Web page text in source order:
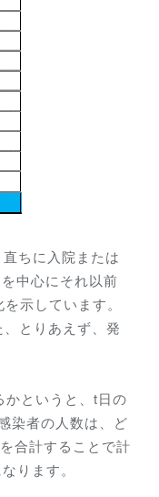
ちに入院または
中心にそれ以前
示しています。
とりあえず、発
というと、t日の
染者の人数は、ど
合計することで計
ります。